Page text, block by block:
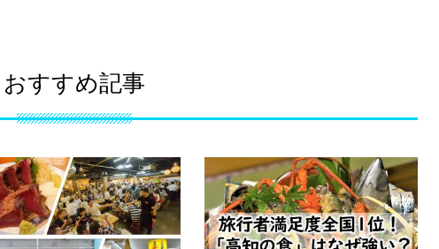
おすすめ記事